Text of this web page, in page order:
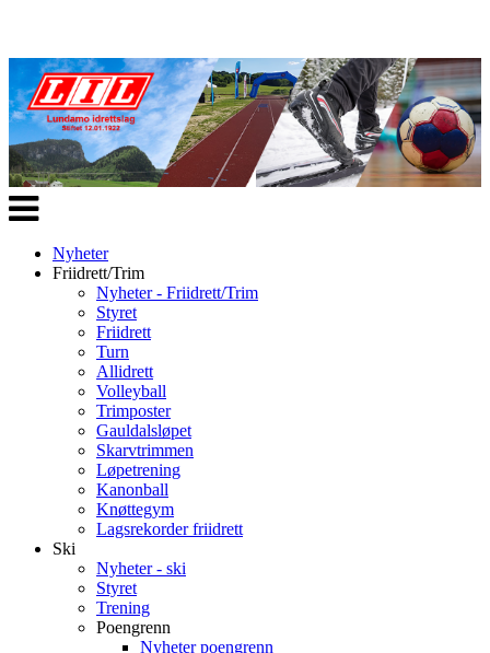
Veksle
navigasjon
Nyheter
Friidrett/Trim
Nyheter - Friidrett/Trim
Styret
Friidrett
Turn
Allidrett
Volleyball
Trimposter
Gauldalsløpet
Skarvtrimmen
Løpetrening
Kanonball
Knøttegym
Lagsrekorder friidrett
Ski
Nyheter - ski
Styret
Trening
Poengrenn
Nyheter poengrenn